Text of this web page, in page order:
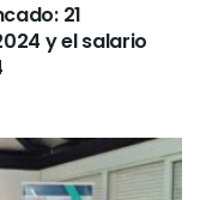
21
y el salario